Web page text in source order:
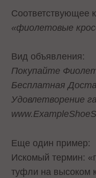
Соответствующее
«фиолетовые
Вид объявления:
Покупайте
Бесплатная
Удовлетворение
Еще один пример:
Искомый термин:
туфли на высоком